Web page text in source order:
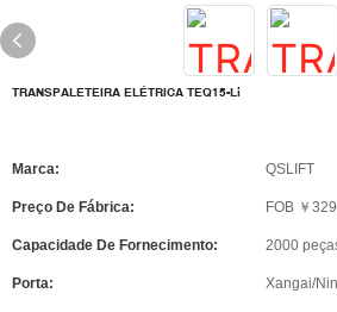
TRANSPALETEIRA ELÉTRICA TEQ15-Li
Marca: QSLIFT
Preço De Fábrica: FOB ￥
Capacidade De Fornecimento: 2000
Porta: Xangai/